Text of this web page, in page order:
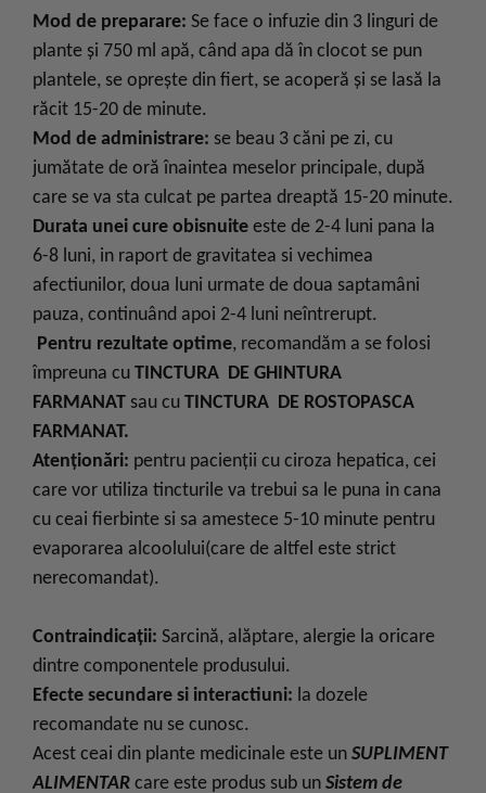
Mod de preparare: Se face o infuzie din 3 linguri de
plante şi 750 ml apă, când apa dă în clocot se pun
plantele, se opreşte din fiert, se acoperă şi se lasă la
răcit 15-20 de minute.
Mod de administrare: se beau 3 căni pe zi, cu
jumătate de oră înaintea meselor principale, după
care se va sta culcat pe partea dreaptă 15-20 minute.
Durata unei cure obisnuite este de 2-4 luni pana la
6-8 luni, in raport de gravitatea si vechimea
afectiunilor, doua luni urmate de doua saptamâni
pauza, continuând apoi 2-4 luni neîntrerupt.
Pentru rezultate optime, recomandăm a se folosi
împreuna cu TINCTURA DE GHINTURA
FARMANAT sau cu TINCTURA DE ROSTOPASCA
FARMANAT.
Atenţionări: pentru pacienţii cu ciroza hepatica, cei
care vor utiliza tincturile va trebui sa le puna in cana
cu ceai fierbinte si sa amestece 5-10 minute pentru
evaporarea alcoolului(care de altfel este strict
nerecomandat).
Contraindicații: Sarcină, alăptare, alergie la oricare
dintre componentele produsului.
Efecte secundare si interactiuni: la dozele
recomandate nu se cunosc.
Acest ceai din plante medicinale este un SUPLIMENT
ALIMENTAR care este produs sub un Sistem de